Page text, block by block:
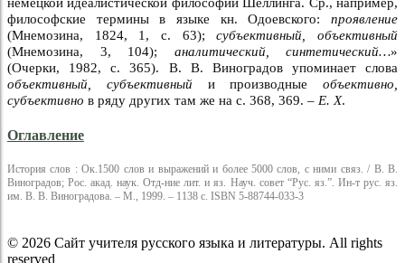
философские термины в языке кн. Одоевского: проявление
(Мнемозина, 1824, 1, с. 63);субъективный, объективный
(Мнемозина, 3, 104); аналитический, синтетический…»
(Очерки, 1982, с. 365). В. В. Виноградов упоминает слова
объективный, субъективныйи производные объективно,
субъективно в ряду других там же на с. 368, 369. – Е. X.
Оглавление
История слов : Ок.1500 слов и выражений и более 5000 слов, с ними связ. / В. В.
Виноградов; Рос. акад. наук. Отд-ние лит. и яз. Науч. совет “Рус. яз.”. Ин-т рус. яз.
им. В. В. Виноградова. – М., 1999. – 1138 с. ISBN 5-88744-033-3
© 2026 Сайт учителя русского языка и литературы. All rights
reserved